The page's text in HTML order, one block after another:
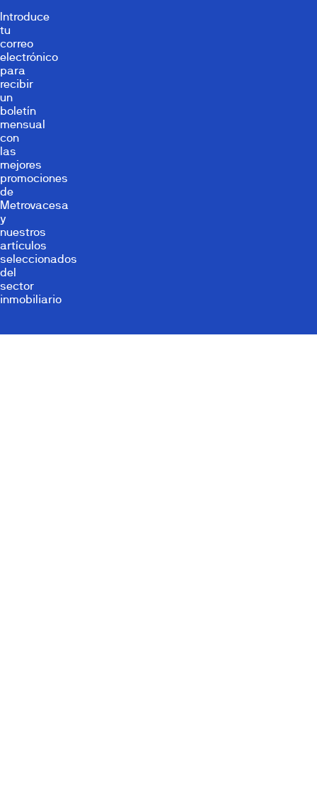
Introduce
tu
correo
electrónico
para
recibir
un
boletín
mensual
con
las
mejores
promociones
de
Metrovacesa
y
nuestros
artículos
seleccionados
del
sector
inmobiliario